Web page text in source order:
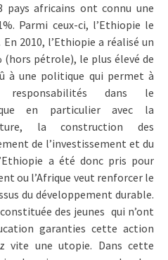
pays africains ont connu une
Parmi ceux-ci, l’Ethiopie le
En 2010, l’Ethiopie a réalisé un
(hors pétrole), le plus élevé de
à une politique qui permet à
responsabilités dans le
en particulier avec la
la construction des
de l’investissement et du
a été donc pris pour
ou l’Afrique veut renforcer le
du développement durable.
des jeunes qui n’ont
garanties cette action
vite une utopie. Dans cette